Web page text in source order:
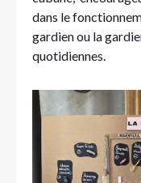
dans le
gardien ou la
quotidiennes.